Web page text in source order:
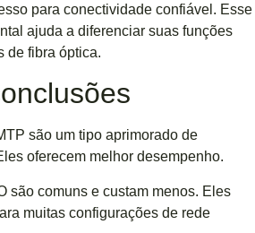
para conectividade confiável. Esse
ajuda a diferenciar suas funções
de fibra óptica.
são um tipo aprimorado de
oferecem melhor desempenho.
são comuns e custam menos. Eles
muitas configurações de rede